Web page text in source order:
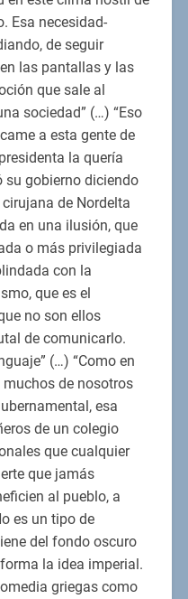
Esa necesidad-
de seguir
las pantallas y las
que sale al
sociedad” (…) “Eso
a esta gente de
la quería
su gobierno diciendo
cirujana de Nordelta
en una ilusión, que
o más privilegiada
con la
que es el
no son ellos
de comunicarlo.
(…) “Como en
de nosotros
esa
de un colegio
que cualquier
que jamás
al pueblo, a
es un tipo de
del fondo oscuro
la idea imperial.
griegas como